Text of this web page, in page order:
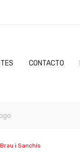
CONTACTO
i Sanchís